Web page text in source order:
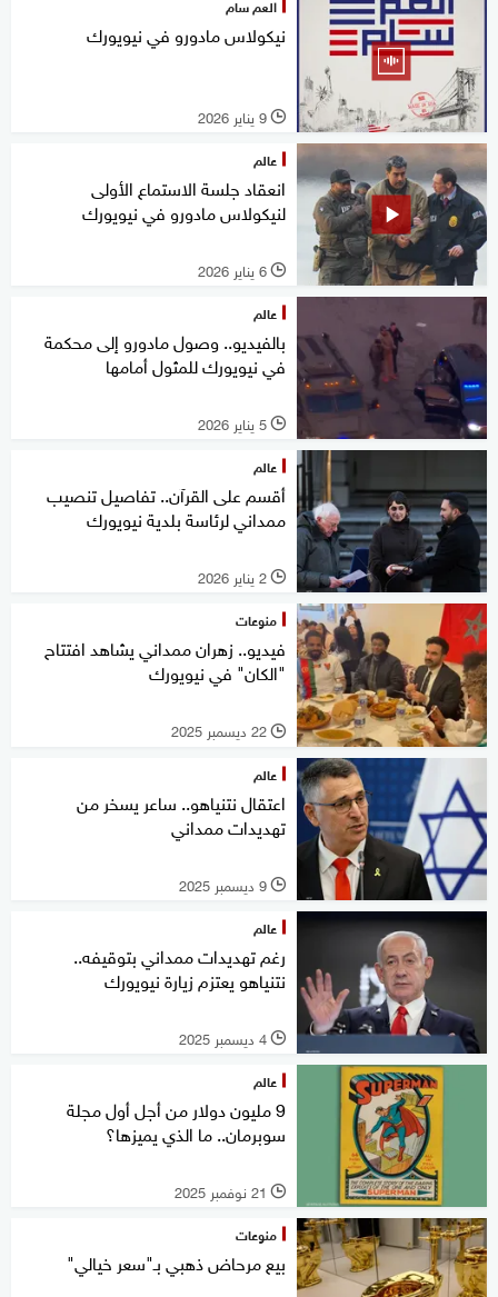
العم سام
نيكولاس مادورو في نيويورك
l 9 يناير 2026
عالم
انعقاد جلسة الاستماع الأولى
لنيكولاس مادورو في نيويورك
l 6 يناير 2026
عالم
بالفيديو.. وصول مادورو إلى محكمة
في نيويورك للمثول أمامها
l 5 يناير 2026
عالم
أقسم على القرآن.. تفاصيل تنصيب
ممداني لرئاسة بلدية نيويورك
l 2 يناير 2026
منوعات
فيديو.. زهران ممداني يشاهد افتتاح
"الكان" في نيويورك
l 22 ديسمبر 2025
عالم
اعتقال نتنياهو.. ساعر يسخر من
تهديدات ممداني
l 9 ديسمبر 2025
عالم
رغم تهديدات ممداني بتوقيفه..
نتنياهو يعتزم زيارة نيويورك
l 4 ديسمبر 2025
عالم
9 مليون دولار من أجل أول مجلة
سوبرمان.. ما الذي يميزها؟
l 21 نوفمبر 2025
منوعات
بيع مرحاض ذهبي بـ"سعر خيالي"